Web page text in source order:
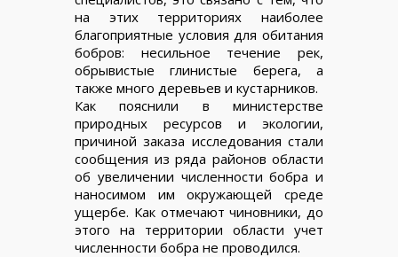
на этих территориях наиболее
благоприятные условия для обитания
бобров: несильное течение рек,
обрывистые глинистые берега, а
также много деревьев и кустарников.
Как пояснили в министерстве
природных ресурсов и экологии,
причиной заказа исследования стали
сообщения из ряда районов области
об увеличении численности бобра и
наносимом им окружающей среде
ущербе. Как отмечают чиновники, до
этого на территории области учет
численности бобра не проводился.